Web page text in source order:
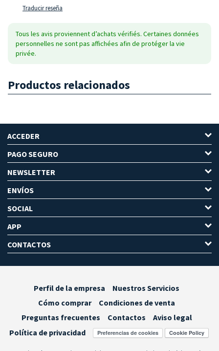
Traducir reseña
Tous les avis proviennent d’achats vérifiés. Certaines données
personnelles ne sont pas affichées afin de protéger la vie
privée.
Productos relacionados
ACCEDER
PAGO SEGURO
NEWSLETTER
ENVÍOS
SOCIAL
APP
CONTACTOS
Perfil de la empresa
Nuestros Servicios
Cómo comprar
Condiciones de venta
Preguntas frecuentes
Contactos
Aviso legal
Política de privacidad
Preferencias de cookies